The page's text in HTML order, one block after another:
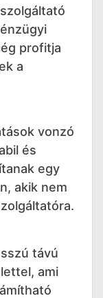
profitja
a
vonzó
és
egy
akik nem
távú
ami